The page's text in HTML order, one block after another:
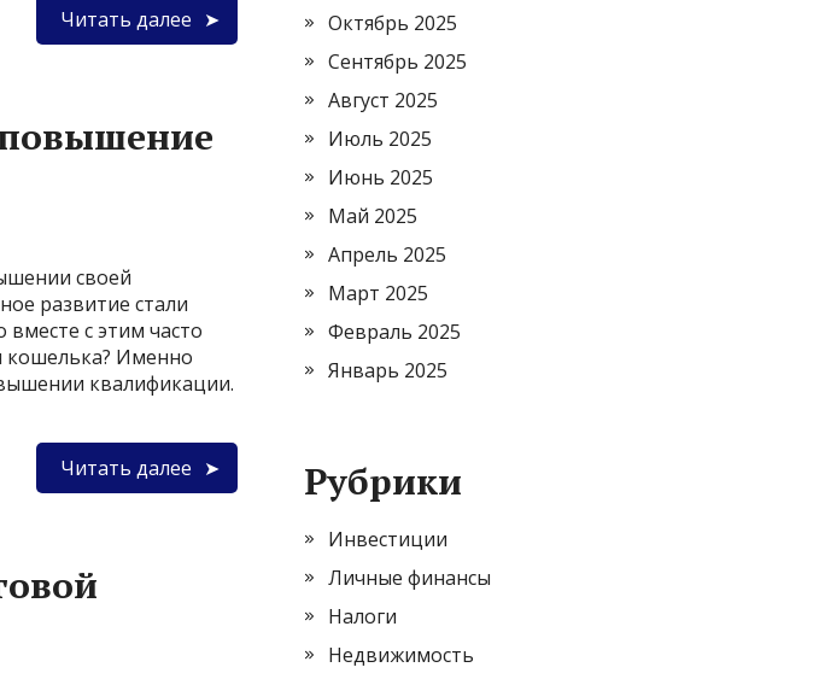
Читать далее
своей
развитие стали
с этим часто
кошелька? Именно
квалификации.
Читать далее
Октябрь 2025
Сентябрь 2025
Август 2025
Июль 2025
Июнь 2025
Май 2025
Апрель 2025
Март 2025
Февраль 2025
Январь 2025
Рубрики
Инвестиции
Личные финансы
Налоги
Недвижимость